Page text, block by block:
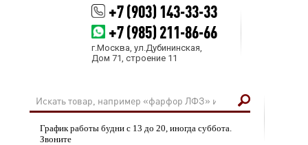
+7 (903) 143-33-33
+7 (985) 211-86-66
г.Москва, ул.Дубининская,
Дом 71, строение 11
График работы будни с 13 до 20, иногда суббота.
Звоните